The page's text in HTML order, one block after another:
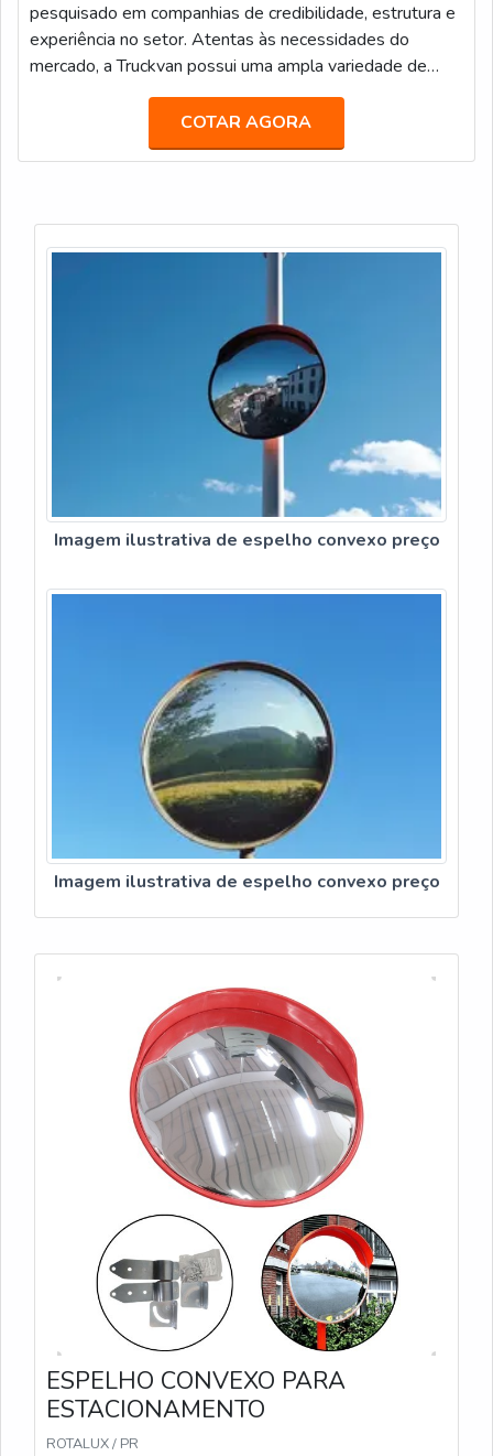
pesquisado em companhias de credibilidade, estrutura e
experiência no setor. Atentas às necessidades do
mercado, a Truckvan possui uma ampla variedade de
unidades móveis prontas no seu portfólio de locação,
tais como: Veículos de Luxo para Transporte Executivo
(JetBus e JetVan); Food Truck; Diversas carretas,
Espaço VIP, Sala de Imprensa, e infinitas
COTAR AGORA
Imagem ilustrativa de espelho convexo preço
Imagem ilustrativa de espelho convexo preço
ESPELHO CONVEXO PARA
ESTACIONAMENTO
ROTALUX / PR